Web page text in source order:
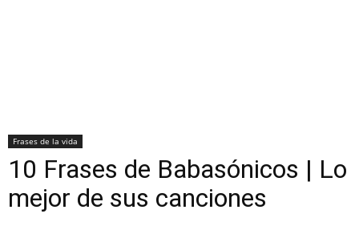
Frases de la vida
10 Frases de Babasónicos | Lo
mejor de sus canciones